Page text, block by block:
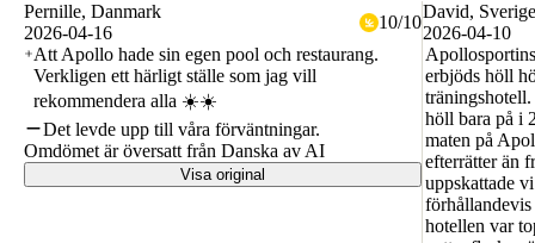
Pernille, Danmark
2026-04-16
10/10
Att Apollo hade sin egen pool och restaurang.
Verkligen ett härligt ställe som jag vill
rekommendera alla ☀️☀️
Det levde upp till våra förväntningar.
Omdömet är översatt från Danska av AI
Visa original
David, Sverige
2026-04-10
erbjöds höll
träningshotell.
höll bara på i
maten på
efterrätter än
uppskattade
förhållandevis
hotellen var